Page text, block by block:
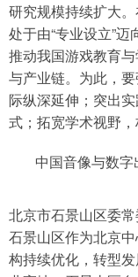
研究规模持续扩大
处于由“专业设立”
推动我国游戏教育
与产业链。为此，
际纵深延伸；突出
式；拓宽学术视野，
中国音像与数
北京市石景山区委
石景山区作为北京
构持续优化，转型